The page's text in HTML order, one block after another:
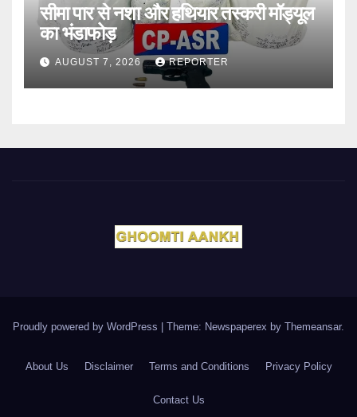
सीमा पार से नशा और हथियार तस्करी मॉड्यूल
का भंडाफोड़
AUGUST 7, 2026 REPORTER
Proudly powered by WordPress Theme: Newspaperex by Themeansar.
About Us Disclaimer Terms and Conditions Privacy Policy
Contact Us